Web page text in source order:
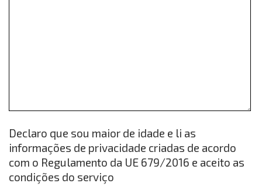
Declaro que sou maior de idade e li as
informações de privacidade criadas de acordo
com o Regulamento da UE 679/2016 e aceito as
condições do serviço